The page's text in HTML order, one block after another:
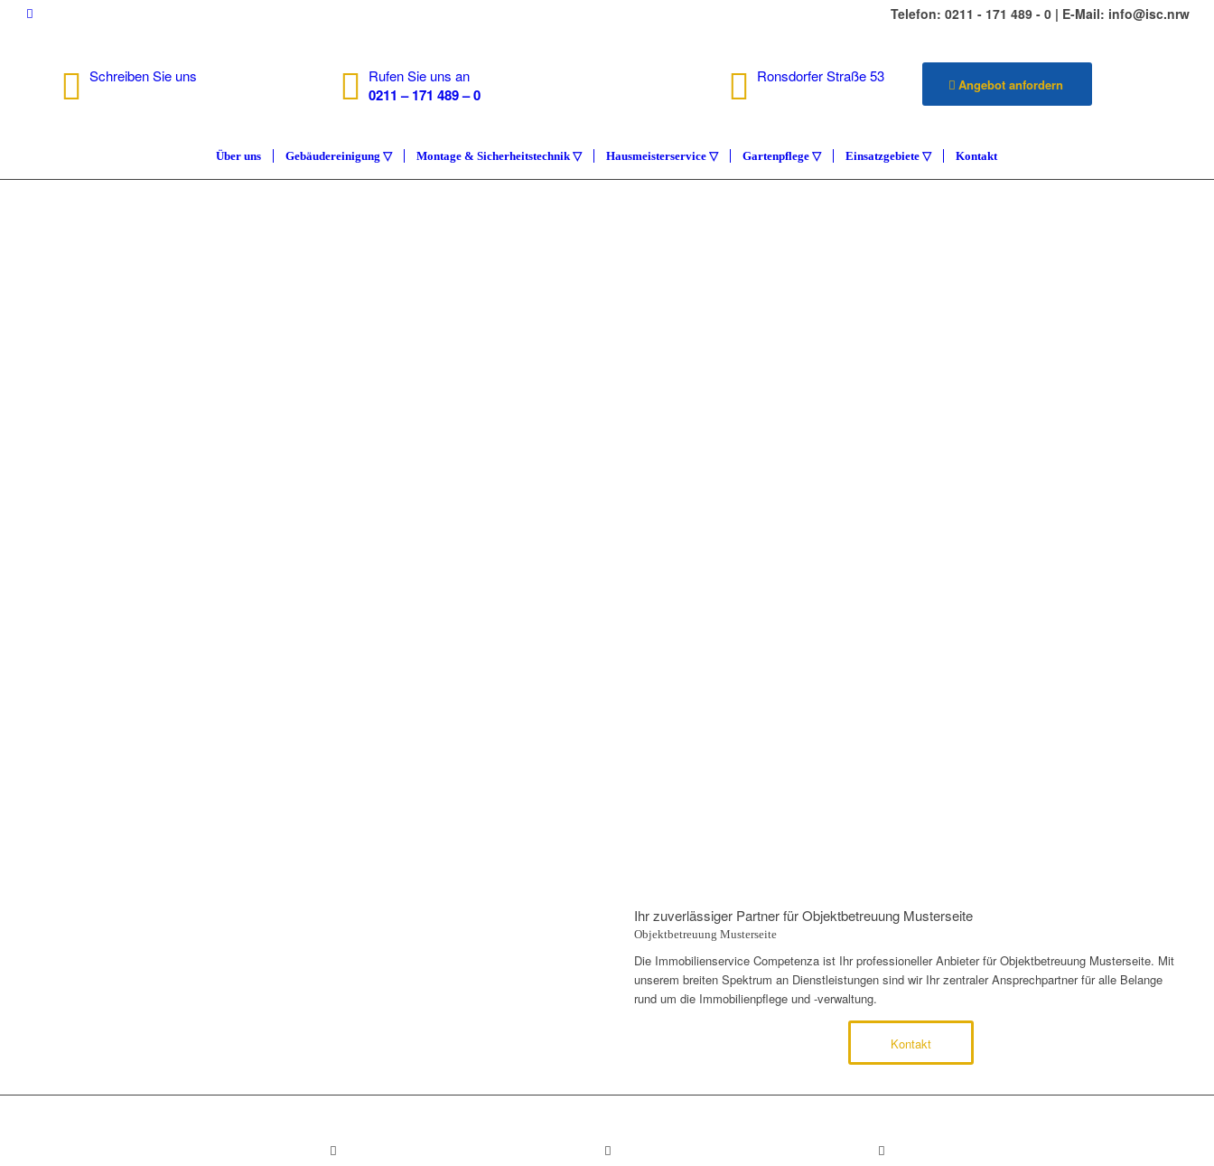
Telefon: 0211 - 171 489 - 0 | E-Mail: info@isc.nrw
Schreiben Sie uns Rufen Sie uns an
0211 – 171 489 – 0
Angebot anfordern
Ronsdorfer Straße 53
Über uns Gebäudereinigung ▽ Montage & Sicherheitstechnik ▽ Hausmeisterservice ▽ Gartenpflege ▽ Einsatzgebiete ▽ Kontakt
Ihr zuverlässiger Partner für Objektbetreuung Musterseite
Objektbetreuung Musterseite
Die Immobilienservice Competenza ist Ihr professioneller Anbieter für Objektbetreuung Musterseite. Mit
unserem breiten Spektrum an Dienstleistungen sind wir Ihr zentraler Ansprechpartner für alle Belange
rund um die Immobilienpflege und -verwaltung.
Kontakt